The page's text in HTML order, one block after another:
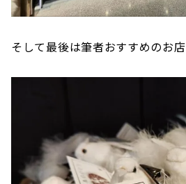
そして最後は筆者おすすめのお店